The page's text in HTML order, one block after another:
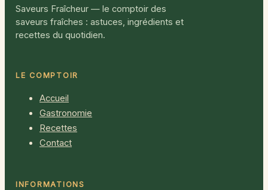
Saveurs Fraîcheur — le comptoir des
saveurs fraîches : astuces, ingrédients et
recettes du quotidien.
LE COMPTOIR
Accueil
Gastronomie
Recettes
Contact
INFORMATIONS